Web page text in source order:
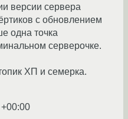
версии сервера
с обновлением
одна точка
серверочке.
ХП и семерка.